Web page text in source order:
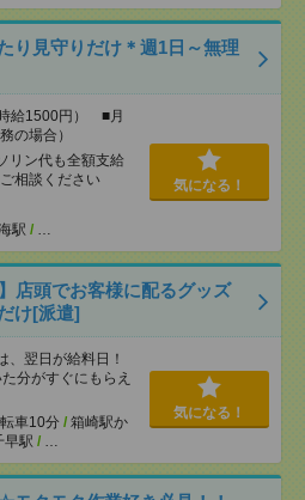
り見守りだけ＊週1日～無理
給1500円） ■月
の場合）
ン代も全額支給
相談ください
駅 / …
気になる！
店頭でお客様に配るグッズ
け[派遣]
、翌日が給料日！
分がすぐにもらえ
車10分 / 箱崎駅か
早駅 / …
気になる！